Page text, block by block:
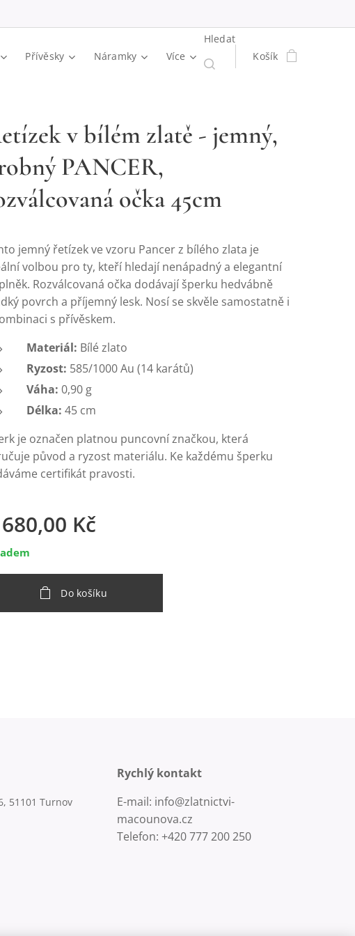
Přívěsky Náramky Více
Hledat
Košík
v bílém zlatě - jemný,
PANCER,
očka 45cm
jemný řetízek ve vzoru Pancer z bílého zlata je
volbou pro ty, kteří hledají nenápadný a elegantní
Rozválcovaná očka dodávají šperku hedvábně
povrch a příjemný lesk. Nosí se skvěle samostatně i
s přívěskem.
Materiál: Bílé zlato
Ryzost: 585/1000 Au (14 karátů)
Váha: 0,90 g
Délka: 45 cm
je označen platnou puncovní značkou, která
původ a ryzost materiálu. Ke každému šperku
certifikát pravosti.
Kč
Do košíku
51101 Turnov
Rychlý kontakt
E-mail: info@zlatnictvi-
macounova.cz
Telefon: +420 777 200 250